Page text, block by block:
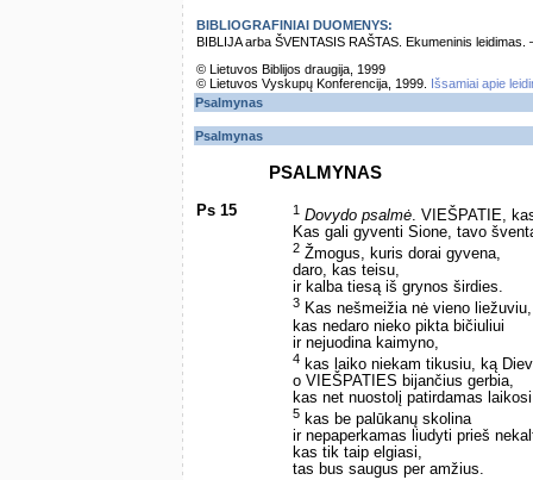
BIBLIOGRAFINIAI DUOMENYS:
BIBLIJA arba ŠVENTASIS RAŠTAS. Ekumeninis
© Lietuvos Biblijos draugija, 1999
© Lietuvos Vyskupų Konferencija, 1999.
Išsamiai apie
Psalmynas
Psalmynas
PSALMYNAS
Ps 15 1 Dovydo psalmė. VIEŠPATIE,
Kas gali gyventi Sione, tavo
2 Žmogus, kuris dorai gyvena,
daro, kas teisu,
ir kalba tiesą iš grynos širdies.
3 Kas nešmeižia nė vieno liežuviu,
kas nedaro nieko pikta bičiuliui
ir nejuodina kaimyno,
4 kas laiko niekam tikusiu, ką
o VIEŠPATIES bijančius gerbia,
kas net nuostolį patirdamas
5 kas be palūkanų skolina
ir nepaperkamas liudyti prieš
kas tik taip elgiasi,
tas bus saugus per amžius.